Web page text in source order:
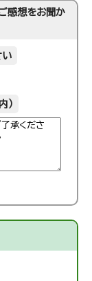
感想をお聞か
い
）